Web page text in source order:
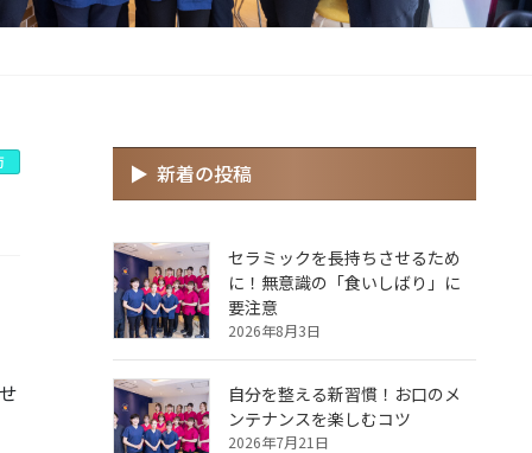
新着の投稿
セラミックを長持ちさせるため
に！無意識の「食いしばり」に
要注意
2026年8月3日
自分を整える新習慣！お口のメ
ンテナンスを楽しむコツ
2026年7月21日